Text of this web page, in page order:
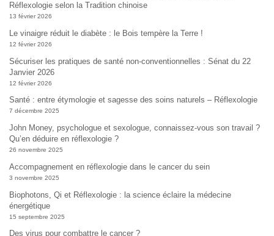
Réflexologie selon la Tradition chinoise
13 février 2026
Le vinaigre réduit le diabète : le Bois tempère la Terre !
12 février 2026
Sécuriser les pratiques de santé non-conventionnelles : Sénat du 22
Janvier 2026
12 février 2026
Santé : entre étymologie et sagesse des soins naturels – Réflexologie
7 décembre 2025
John Money, psychologue et sexologue, connaissez-vous son travail ?
Qu’en déduire en réflexologie ?
26 novembre 2025
Accompagnement en réflexologie dans le cancer du sein
3 novembre 2025
Biophotons, Qi et Réflexologie : la science éclaire la médecine
énergétique
15 septembre 2025
Des virus pour combattre le cancer ?